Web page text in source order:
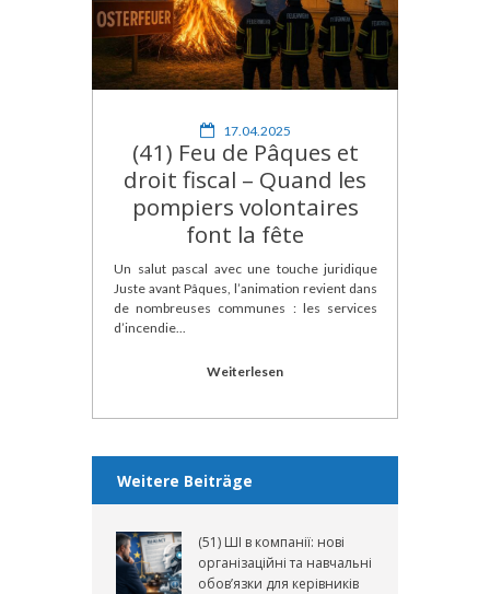
17.04.2025
(41) Feu de Pâques et
droit fiscal – Quand les
pompiers volontaires
font la fête
Un salut pascal avec une touche juridique
Juste avant Pâques, l’animation revient dans
de nombreuses communes : les services
d’incendie...
Weiterlesen
Weitere Beiträge
(51) ШІ в компанії: нові
організаційні та навчальні
обов’язки для керівників